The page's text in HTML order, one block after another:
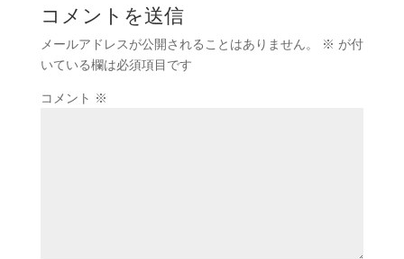
コメントを送信
メールアドレスが公開されることはありません。 ※ が付
いている欄は必須項目です
コメント ※